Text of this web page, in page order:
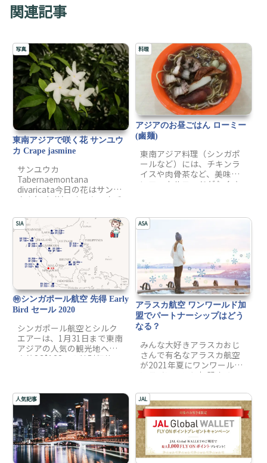
関連記事
写真
東南アジアで咲く花 サンユウ
カ Crape jasmine
サンユウカ
Tabernaemontana
divaricata今日の花はサンユ
ウカ(三友花)です。キョウチ
ベルナエモンタナ属）の常
緑低木です。開花時期は7～
9月頃。白やクリーム色の花
冠が5つに裂けた梔子(クチ
ナシ)...
料理
アジアのお昼ごはん ローミー
(鹵麺)
東南アジア料理（シンガポ
ールなど）には、チキンラ
イスや肉骨茶など、美味し
いローカルフードがたくさ
です。日本では見慣れない
歯のような漢字「鹵」は
「ロー」と発音し、中華料
理での料理法の1つで、醤油
ベースの特性タレに漬け込
み料理のことをいいます。
この漢字がついていたら
「あんかけの料理」と想像
ができます…
SIA
㊕シンガポール航空 先得 Early
Bird セール 2020
シンガポール航空とシルク
エアーは、1月31日まで東南
アジアの人気の観光地へ最
安値SG$138～の特別価格で
賃、空港税、追加料金が含
まれています。
ASA
アラスカ航空 ワンワールド加
盟でパートナーシップはどう
なる？
みんな大好きアラスカおじ
さんで有名なアラスカ航空
が2021年夏にワンワールド
アライアンスに加盟するこ
マイルは、アライアンスの
垣根を越えて主要な航空会
社の特典航空券と交換がで
きることがメリットでした
が、これが吉と出るか凶と
出るか、近未来予測をした
いと思います。
人気記事 JAL